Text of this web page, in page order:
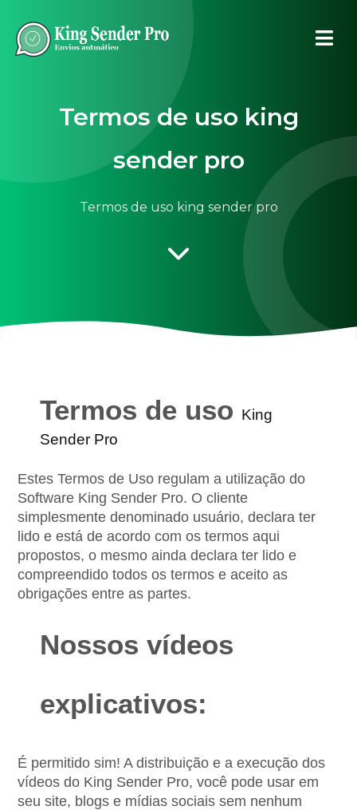
Termos de uso king
sender pro
Termos de uso king sender pro
Termos de uso
Sender Pro
Estes Termos de Uso regulam a utilização do
Software King Sender Pro. O cliente
simplesmente denominado usuário, declara ter
lido e está de acordo com os termos aqui
propostos, o mesmo ainda declara ter lido e
compreendido todos os termos e aceito as
obrigações entre as partes.
Nossos vídeos
explicativos:
É permitido sim! A distribuição e a execução dos
vídeos do King Sender Pro, você pode usar em
seu site, blogs e mídias sociais sem nenhum